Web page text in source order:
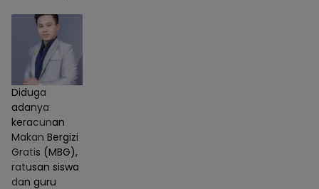
Diduga
adanya
keracunan
Makan Bergizi
Gratis (MBG),
ratusan siswa
dan guru